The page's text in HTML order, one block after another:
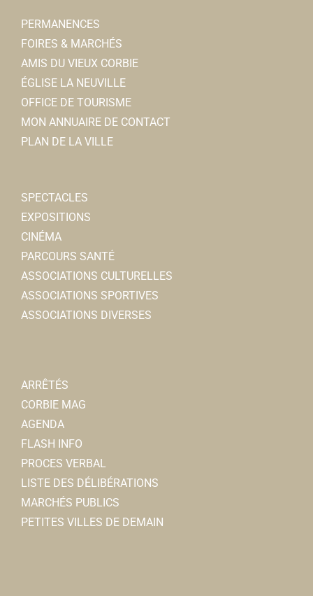
PERMANENCES
FOIRES & MARCHÉS
AMIS DU VIEUX CORBIE
ÉGLISE LA NEUVILLE
OFFICE DE TOURISME
MON ANNUAIRE DE CONTACT
PLAN DE LA VILLE
SPECTACLES
EXPOSITIONS
CINÉMA
PARCOURS SANTÉ
ASSOCIATIONS CULTURELLES
ASSOCIATIONS SPORTIVES
ASSOCIATIONS DIVERSES
ARRÊTÉS
CORBIE MAG
AGENDA
FLASH INFO
PROCES VERBAL
LISTE DES DÉLIBÉRATIONS
MARCHÉS PUBLICS
PETITES VILLES DE DEMAIN